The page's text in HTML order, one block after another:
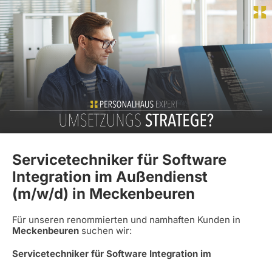
Servicetechniker für Software
Integration im Außendienst
(m/w/d) in Meckenbeuren
Für unseren renommierten und namhaften Kunden in
Meckenbeuren suchen wir:
Servicetechniker für Software Integration im